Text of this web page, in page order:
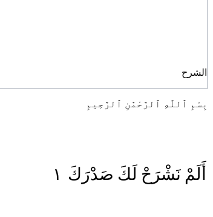
الشرح
بِسْمِ ٱللَّهِ ٱلرَّحْمَٰنِ ٱلرَّحِيمِ
أَلَمْ نَشْرَحْ لَكَ صَدْرَكَ ١